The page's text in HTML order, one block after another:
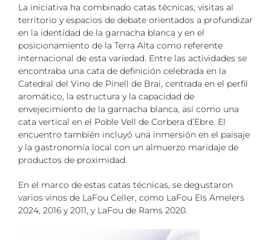
La iniciativa ha combinado catas técnicas, visitas al
territorio y espacios de debate orientados a profundizar
en la identidad de la garnacha blanca y en el
posicionamiento de la Terra Alta como referente
internacional de esta variedad. Entre las actividades se
encontraba una cata de definición celebrada en la
Catedral del Vino de Pinell de Brai, centrada en el perfil
aromático, la estructura y la capacidad de
envejecimiento de la garnacha blanca, así como una
cata vertical en el Poble Vell de Corbera d’Ebre. El
encuentro también incluyó una inmersión en el paisaje
y la gastronomía local con un almuerzo maridaje de
productos de proximidad.
En el marco de estas catas técnicas, se degustaron
varios vinos de LaFou Celler, como LaFou Els Amelers
2024, 2016 y 2011, y LaFou de Rams 2020.